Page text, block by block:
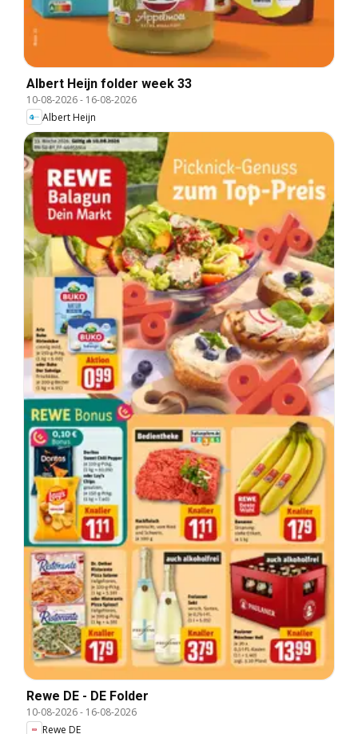
Albert Heijn folder week 33
10-08-2026- 16-08-2026
Albert Heijn
Rewe DE - DE Folder
10-08-2026- 16-08-2026
Rewe DE